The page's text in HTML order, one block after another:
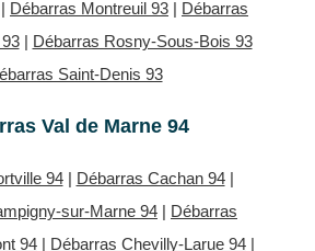
| Débarras Montreuil 93 | Débarras
| Débarras Rosny-Sous-Bois 93
Saint-Denis 93
Val de Marne 94
94| Débarras Cachan 94|
sur-Marne 94 | Débarras
94 | Débarras Chevilly-Larue 94 |